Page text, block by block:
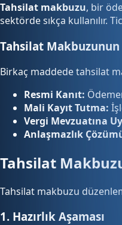
Tahsilat makbuzu, bir
sektörde sıkça kullanılır.
Tahsilat
Birkaç maddede tahsilat
Resmi Kanıt:
Mali Kayıt Tutma:
Vergi Mevzuatına
Anlaşmazlık
Tahsilat
Tahsilat makbuzu
1. Hazırlık Aşaması